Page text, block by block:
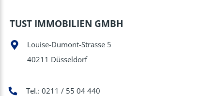
TUST IMMOBILIEN GMBH
Louise-Dumont-Strasse 5
40211 Düsseldorf
Tel.: 0211 / 55 04 440